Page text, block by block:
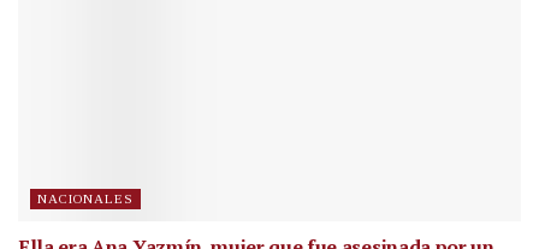
NACIONALES